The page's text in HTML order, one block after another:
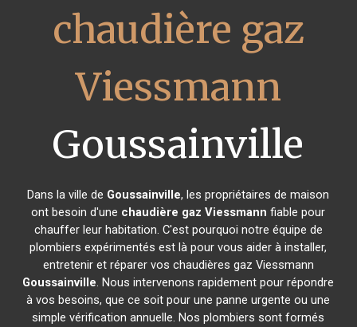
chaudière gaz
Viessmann
Goussainville
Dans la ville de Goussainville, les propriétaires de maison
ont besoin d'une chaudière gaz Viessmann fiable pour
chauffer leur habitation. C'est pourquoi notre équipe de
plombiers expérimentés est là pour vous aider à installer,
entretenir et réparer vos chaudières gaz Viessmann
Goussainville. Nous intervenons rapidement pour répondre
à vos besoins, que ce soit pour une panne urgente ou une
simple vérification annuelle. Nos plombiers sont formés